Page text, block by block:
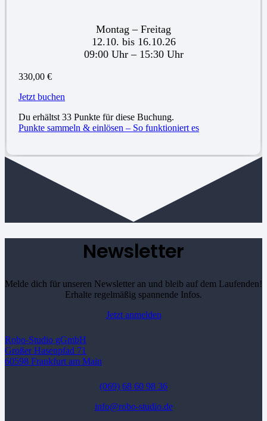
Montag – Freitag
12.10. bis 16.10.26
09:00 Uhr – 15:30 Uhr
330,00 €
Jetzt buchen
Du erhältst 33 Punkte für diese Buchung.
Punkte sammeln & einlösen – So funktioniert es
Newsletter
Melde dich für unseren Newsletter an und bleib auf dem Laufenden!
Erhalte regelmäßig spannende Infos.
Jetzt anmelden
Robo-Studio gGmbH
Großer Hasenpfad 71
60598 Frankfurt am Main
(069) 68 60 98 36
info@robo-studio.de